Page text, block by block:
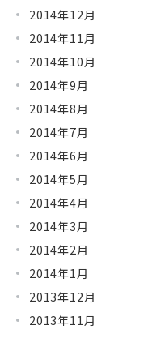
2014年12月
2014年11月
2014年10月
2014年9月
2014年8月
2014年7月
2014年6月
2014年5月
2014年4月
2014年3月
2014年2月
2014年1月
2013年12月
2013年11月